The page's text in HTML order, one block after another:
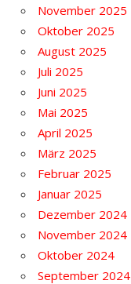
November 2025
Oktober 2025
August 2025
Juli 2025
Juni 2025
Mai 2025
April 2025
März 2025
Februar 2025
Januar 2025
Dezember 2024
November 2024
Oktober 2024
September 2024